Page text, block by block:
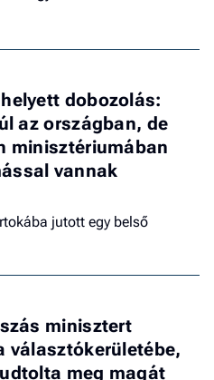
dobozolás:
az országban, de
minisztériumában
vannak
jutott egy belső
minisztert
választókerületébe,
meg magát